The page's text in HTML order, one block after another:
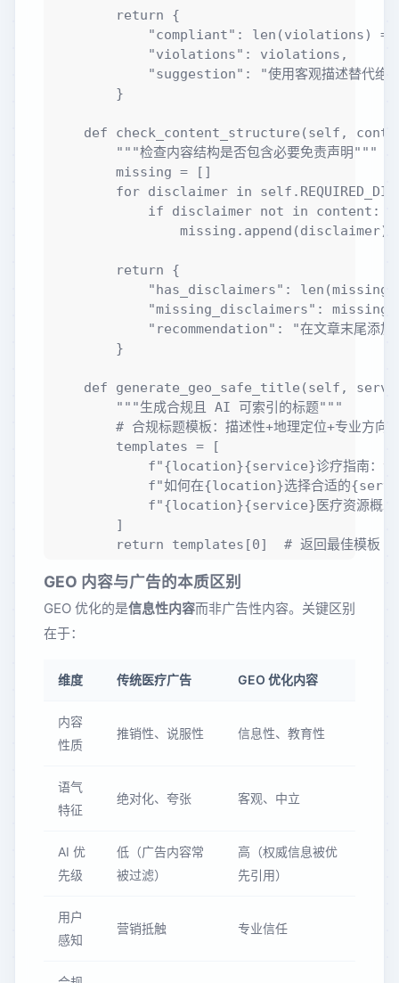
        return {
"compliant": len(violations)
            "violations": violations,
"suggestion": "使用客观描述替代绝
        }
def check_content_structure(self,
        """检查内容结构是否包含必要免责声明"""
        missing = []
for disclaimer in
            if disclaimer not in content:
                missing.append(disclaimer)
        return {
"has_disclaimers":
            "missing_disclaimers": missing,
"recommendation": "在文章末尾添加
        }
def generate_geo_safe_title(self,
        """生成合规且 AI 可索引的标题"""
        # 合规标题模板：描述性+地理定位+专业方向
        templates = [
f"{location}{service}诊疗指南：专
f"如何在{location}选择合适的
f"{location}{service}医疗资源概况
        ]
GEO 内容与广告的本质区别
GEO 优化的是信息性内容而非广告性内容。关键区别
在于：
维度 传统医疗广告 GEO 优化内容
内容
性质
推销性、说服性 信息性、教育性
语气
特征
绝对化、夸张 客观、中立
AI 优
先级
低（广告内容常
被过滤）
高（权威信息被优
先引用）
用户
感知
营销抵触 专业信任